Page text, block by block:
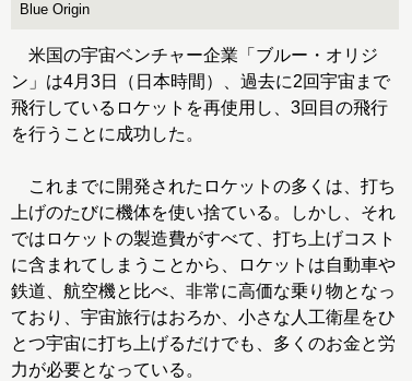
Blue Origin
米国の宇宙ベンチャー企業「ブルー・オリジ
ン」は4月3日（日本時間）、過去に2回宇宙まで
飛行しているロケットを再使用し、3回目の飛行
を行うことに成功した。
これまでに開発されたロケットの多くは、打ち
上げのたびに機体を使い捨ている。しかし、それ
ではロケットの製造費がすべて、打ち上げコスト
に含まれてしまうことから、ロケットは自動車や
鉄道、航空機と比べ、非常に高価な乗り物となっ
ており、宇宙旅行はおろか、小さな人工衛星をひ
とつ宇宙に打ち上げるだけでも、多くのお金と労
力が必要となっている。